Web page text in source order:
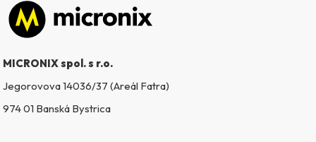
Zápätie
MICRONIX spol. s r.o.
Jegorovova 14036/37 (Areál Fatra)
974 01 Banská Bystrica